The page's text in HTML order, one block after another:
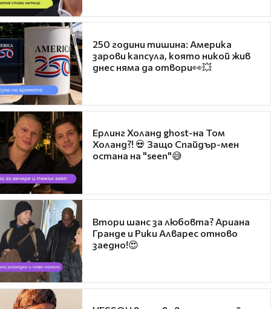
250 години тишина: Америка
зарови капсула, която никой жив
днес няма да отвори👀💥
Ерлинг Холанд ghost-на Том
Холанд?! 💀 Защо Спайдър-мен
остана на "seen"😅
Втори шанс за любовта? Ариана
Гранде и Рики Алварес отново
заедно!😍